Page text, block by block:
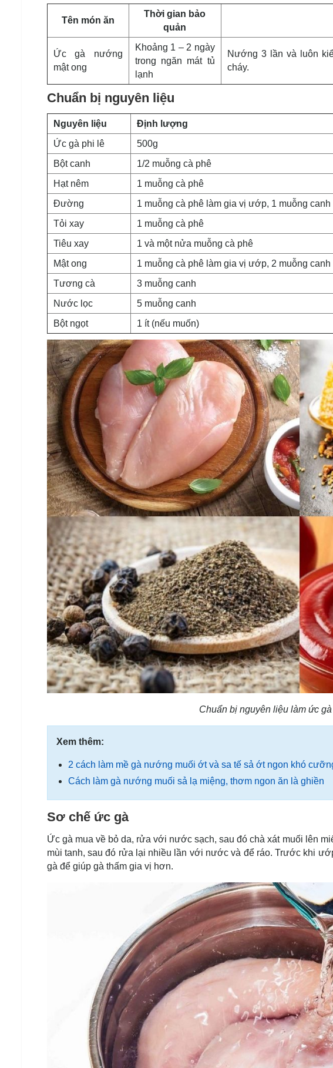
Tên món ăn
Thời gian bảo
quản
Ức gà nướng
mật ong
Khoảng 1 – 2 ngày
trong ngăn mát tủ
lạnh
Nướng 3 lần và luôn
cháy.
Chuẩn bị nguyên liệu
Nguyên liệu
Định lượng
Ức gà phi lê
500g
Bột canh
1/2 muỗng cà phê
Hạt nêm
1 muỗng cà phê
Đường
1 muỗng cà phê làm gia vị ướp, 1 muỗng
Tỏi xay
1 muỗng cà phê
Tiêu xay
1 và một nửa muỗng cà phê
Mật ong
1 muỗng cà phê làm gia vị ướp, 2 muỗng
Tương cà
3 muỗng canh
Nước lọc
5 muỗng canh
Bột ngọt
1 ít (nếu muốn)
Chuẩn bị nguyên liệu làm ức
Xem thêm:
2 cách làm mề gà nướng muối ớt và sa tế sả ớt ngon khó
Cách làm gà nướng muối sả lạ miệng, thơm ngon ăn là ghiền
Sơ chế ức gà
Ức gà mua về bỏ da, rửa với nước sạch, sau đó chà xát muối lên
mùi tanh, sau đó rửa lại nhiều lần với nước và để ráo. Trước khi
gà để giúp gà thấm gia vị hơn.